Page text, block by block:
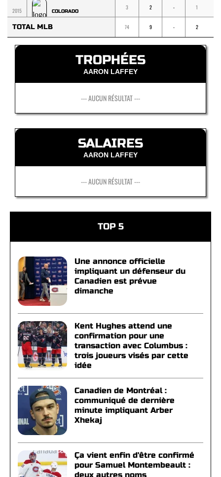
2015 COLORADO
3 2 - 1
TOTAL MLB 74 9 - 2
TROPHÉES
AARON LAFFEY
--- AUCUN RÉSULTAT ---
SALAIRES
AARON LAFFEY
--- AUCUN RÉSULTAT ---
TOP 5
Une annonce officielle
impliquant un défenseur du
Canadien est prévue
dimanche
Kent Hughes attend une
confirmation pour une
transaction avec Columbus :
trois joueurs visés par cette
idée
Canadien de Montréal :
communiqué de dernière
minute impliquant Arber
Xhekaj
Ça vient enfin d'être confirmé
pour Samuel Montembeault :
deux autres noms